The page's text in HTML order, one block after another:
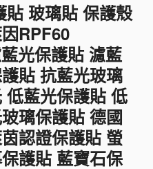
玻璃貼 保護殼
RPF60
光保護貼 濾藍
貼 抗藍光玻璃
低藍光保護貼 低
璃保護貼 德國
認證保護貼 螢
護貼 藍寶石保